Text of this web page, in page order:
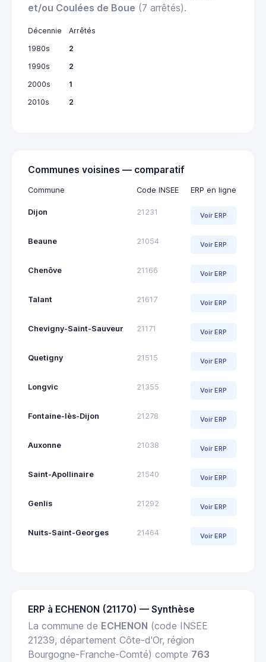
et/ou Coulées de Boue (7 arrêtés).
Décennie
Arrêtés
1980s
2
1990s
2
2000s
1
2010s
2
Communes voisines — comparatif
Commune Code INSEE ERP en ligne
Dijon 21231 Voir ERP
Beaune 21054 Voir ERP
Chenôve 21166 Voir ERP
Talant 21617 Voir ERP
Chevigny-Saint-Sauveur 21171 Voir ERP
Quetigny 21515 Voir ERP
Longvic 21355 Voir ERP
Fontaine-lès-Dijon 21278 Voir ERP
Auxonne 21038 Voir ERP
Saint-Apollinaire 21540 Voir ERP
Genlis 21292 Voir ERP
Nuits-Saint-Georges 21464 Voir ERP
ERP à ECHENON (21170) — Synthèse
La commune de ECHENON (code INSEE
21239, département Côte-d'Or, région
Bourgogne-Franche-Comté) compte 763